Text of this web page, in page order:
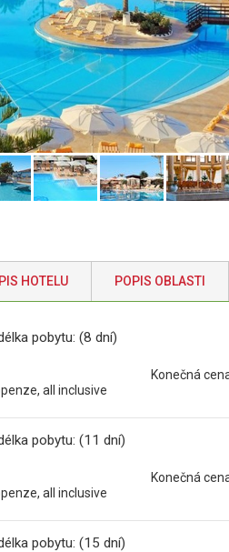
HOTELU POPIS OBLASTI
pobytu: (8 dní)
all inclusive
Konečná
pobytu: (11 dní)
all inclusive
Konečná
pobytu: (15 dní)